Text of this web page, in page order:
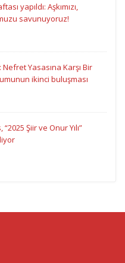
yapıldı: Aşkımızı,
savunuyoruz!
Yasasına Karşı Bir
ikinci buluşması
Şiir ve Onur Yılı”